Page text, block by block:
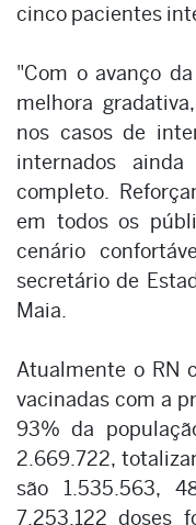
cinco pacientes
"Com o avanço
melhora
nos casos de
internados
completo.
em todos os
cenário
secretário de
Maia.
Atualmente o RN
vacinadas com a
93% da
2.669.722,
são 1.535.563,
7.253.122 doses